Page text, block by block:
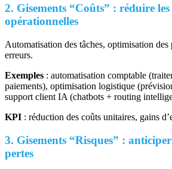
2. Gisements “Coûts” : réduire les
opérationnelles
Automatisation des tâches, optimisation des
erreurs.
Exemples : automatisation comptable
paiements), optimisation logistique
support client IA (chatbots + routing
KPI : réduction des coûts unitaires, gains
3. Gisements “Risques” :
pertes